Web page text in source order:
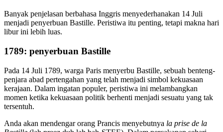
Banyak penjelasan berbahasa Inggris menyederhanakan 14 Juli
menjadi penyerbuan Bastille. Peristiwa itu penting, tetapi makna hari
libur ini lebih luas.
1789: penyerbuan Bastille
Pada 14 Juli 1789, warga Paris menyerbu Bastille, sebuah benteng-
penjara abad pertengahan yang telah menjadi simbol kekuasaan
kerajaan. Dalam ingatan populer, peristiwa ini melambangkan
momen ketika kekuasaan politik berhenti menjadi sesuatu yang tak
tersentuh.
Anda akan mendengar orang Prancis menyebutnya la prise de la